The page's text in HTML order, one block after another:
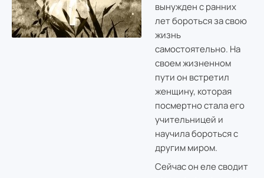
вынужден с ранних
лет бороться за свою
жизнь
самостоятельно. На
своем жизненном
пути он встретил
женщину, которая
посмертно стала его
учительницей и
научила бороться с
другим миром.
Сейчас он еле сводит